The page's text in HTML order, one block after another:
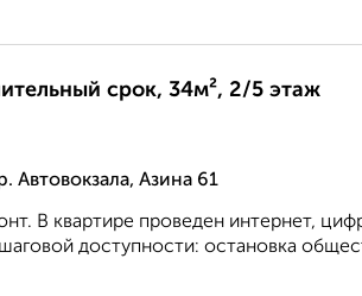
срок, 34м², 2/5 этаж
Автовокзала, Азина 61
В квартире проведен интернет,
доступности: остановка